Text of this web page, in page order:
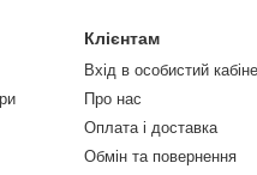
Клієнтам
Вхід в особистий
Про нас
Оплата і доставка
Обмін та повернення